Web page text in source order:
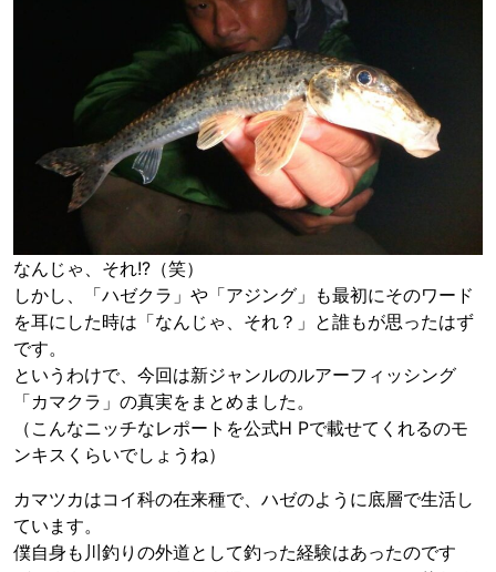
なんじゃ、それ!?（笑）
しかし、「ハゼクラ」や「アジング」も最初にそのワード
を耳にした時は「なんじゃ、それ？」と誰もが思ったはず
です。
というわけで、今回は新ジャンルのルアーフィッシング
「カマクラ」の真実をまとめました。
（こんなニッチなレポートを公式H Pで載せてくれるのモ
ンキスくらいでしょうね）
カマツカはコイ科の在来種で、ハゼのように底層で生活し
ています。
僕自身も川釣りの外道として釣った経験はあったのです